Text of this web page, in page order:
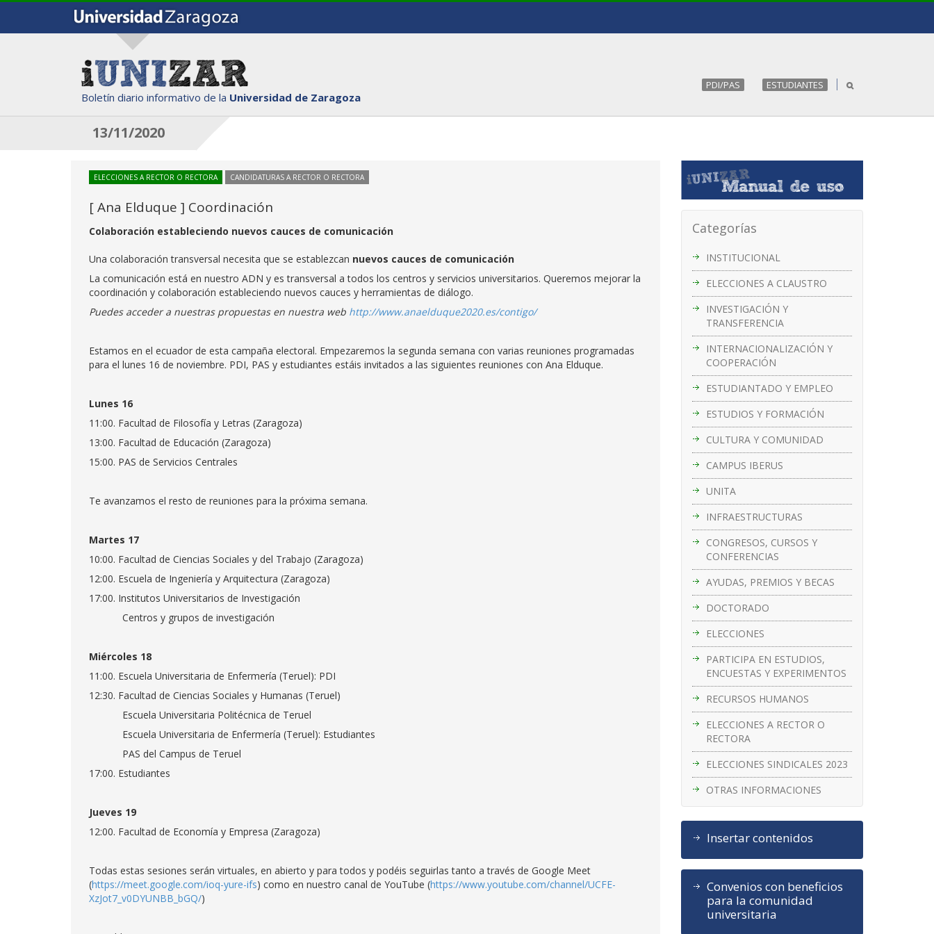
Boletín diario informativo de la Universidad de Zaragoza
PDI/PAS ESTUDIANTES
13/11/2020
Categorías
INSTITUCIONAL
ELECCIONES A CLAUSTRO
INVESTIGACIÓN Y
TRANSFERENCIA
INTERNACIONALIZACIÓN Y
COOPERACIÓN
ESTUDIANTADO Y EMPLEO
ESTUDIOS Y FORMACIÓN
CULTURA Y COMUNIDAD
CAMPUS IBERUS
UNITA
INFRAESTRUCTURAS
CONGRESOS, CURSOS Y
CONFERENCIAS
AYUDAS, PREMIOS Y BECAS
DOCTORADO
ELECCIONES
PARTICIPA EN ESTUDIOS,
ENCUESTAS Y EXPERIMENTOS
RECURSOS HUMANOS
ELECCIONES A RECTOR O
RECTORA
ELECCIONES SINDICALES 2023
OTRAS INFORMACIONES
Insertar contenidos
Convenios con beneficios
para la comunidad
universitaria
ELECCIONES A RECTOR O RECTORA CANDIDATURAS A RECTOR O RECTORA
[ Ana Elduque ] Coordinación
Colaboración estableciendo nuevos cauces de comunicación
Una colaboración transversal necesita que se establezcan nuevos cauces de comunicación
La comunicación está en nuestro ADN y es transversal a todos los centros y servicios universitarios. Queremos mejorar la
coordinación y colaboración estableciendo nuevos cauces y herramientas de diálogo.
Puedes acceder a nuestras propuestas en nuestra web http://www.anaelduque2020.es/contigo/
Estamos en el ecuador de esta campaña electoral. Empezaremos la segunda semana con varias reuniones programadas
para el lunes 16 de noviembre. PDI, PAS y estudiantes estáis invitados a las siguientes reuniones con Ana Elduque.
Lunes 16
11:00. Facultad de Filosofía y Letras (Zaragoza)
13:00. Facultad de Educación (Zaragoza)
15:00. PAS de Servicios Centrales
Te avanzamos el resto de reuniones para la próxima semana.
Martes 17
10:00. Facultad de Ciencias Sociales y del Trabajo (Zaragoza)
12:00. Escuela de Ingeniería y Arquitectura (Zaragoza)
17:00. Institutos Universitarios de Investigación
Centros y grupos de investigación
Miércoles 18
11:00. Escuela Universitaria de Enfermería (Teruel): PDI
12:30. Facultad de Ciencias Sociales y Humanas (Teruel)
Escuela Universitaria Politécnica de Teruel
Escuela Universitaria de Enfermería (Teruel): Estudiantes
PAS del Campus de Teruel
17:00. Estudiantes
Jueves 19
12:00. Facultad de Economía y Empresa (Zaragoza)
Todas estas sesiones serán virtuales, en abierto y para todos y podéis seguirlas tanto a través de Google Meet
(https://meet.google.com/ioq-yure-ifs) como en nuestro canal de YouTube (https://www.youtube.com/channel/UCFE-
XzJot7_v0DYUNBB_bGQ/)